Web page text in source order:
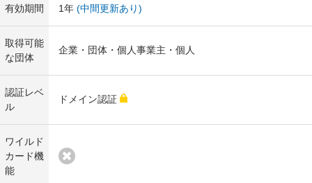
有効期間 1年 (中間更新あり)
取得可能
な団体
企業・団体・個人事業主・個人
認証レベ
ル
ドメイン認証
ワイルド
カード機
能